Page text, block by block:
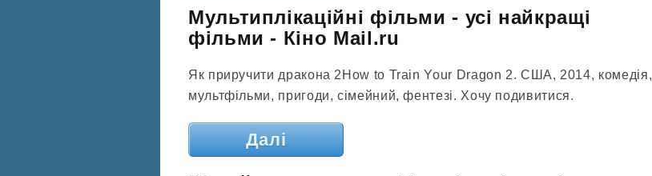
Мультиплікаційні фільми - усі найкращі
фільми - Кіно Mail.ru
Як приручити дракона 2How to Train Your Dragon 2. США, 2014, комедія,
мультфільми, пригоди, сімейний, фентезі. Хочу подивитися.
Далі